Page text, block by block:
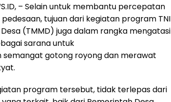
– Selain untuk membantu percepatan
tujuan dari kegiatan program TNI
(TMMD) juga dalam rangka mengatasi
sarana untuk
gotong royong dan merawat
program tersebut, tidak terlepas dari